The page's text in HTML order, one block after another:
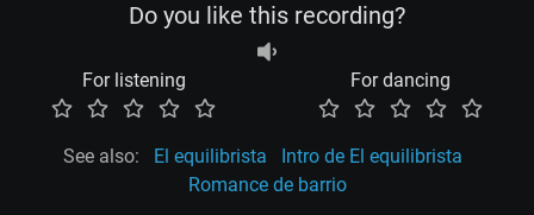
Do you like this recording?
For listening For dancing
See also: El equilibrista
Intro de El equilibrista
Romance de barrio